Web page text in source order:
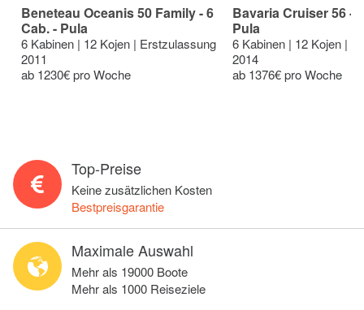
Beneteau Oceanis 50 Family - 6
Cab. - Pula
6 Kabinen | 12 Kojen | Erstzulassung
2011
ab 1230€ pro Woche
Bavaria Cruiser 56 -
Pula
6 Kabinen | 12 Kojen |
2014
ab 1376€ pro Woche
Top-Preise
Keine zusätzlichen Kosten
Bestpreisgarantie
Maximale Auswahl
Mehr als 19000 Boote
Mehr als 1000 Reiseziele